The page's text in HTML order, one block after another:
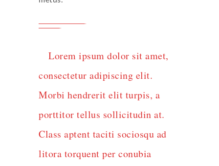
Lorem ipsum dolor sit amet,
consectetur adipiscing elit.
Morbi hendrerit elit turpis, a
porttitor tellus sollicitudin at.
Class aptent taciti sociosqu ad
litora torquent per conubia